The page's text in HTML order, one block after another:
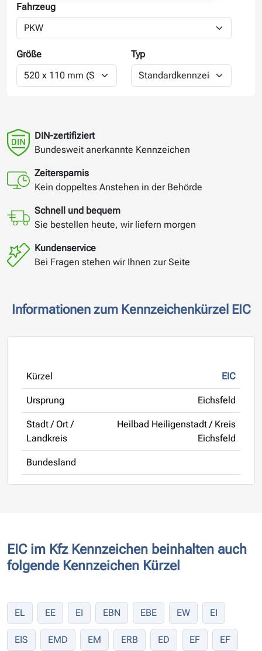
Fahrzeug
Größe Typ
DIN-zertifiziert
Bundesweit anerkannte Kennzeichen
Zeitersparnis
Kein doppeltes Anstehen in der Behörde
Schnell und bequem
Sie bestellen heute, wir liefern morgen
Kundenservice
Bei Fragen stehen wir Ihnen zur Seite
Informationen zum Kennzeichenkürzel EIC
Kürzel EIC
Ursprung Eichsfeld
Stadt / Ort /
Landkreis
Heilbad Heiligenstadt / Kreis
Eichsfeld
Bundesland
EIC im Kfz Kennzeichen beinhalten auch
folgende Kennzeichen Kürzel
EL EE EI EBN EBE EW EI
EIS EMD EM ERB ED EF EF